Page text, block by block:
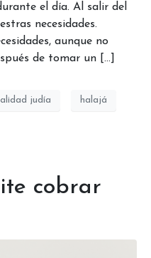
el día. Al salir del
necesidades.
aunque no
de tomar un […]
judía halajá
cobrar